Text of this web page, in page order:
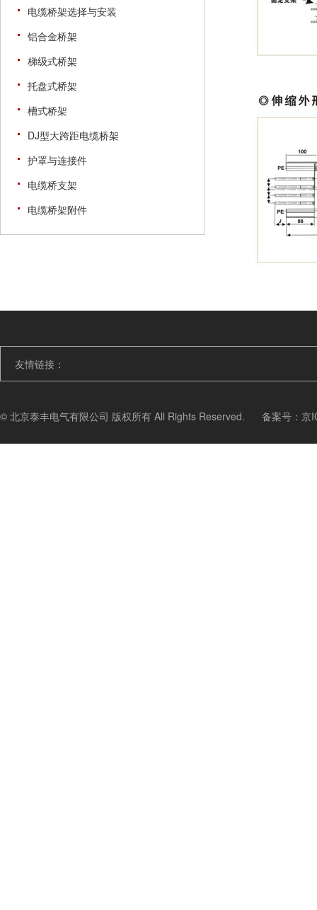
电缆桥架选择与安装
铝合金桥架
梯级式桥架
托盘式桥架
槽式桥架
DJ型大跨距电缆桥架
护罩与连接件
电缆桥支架
电缆桥架附件
友情链接：
© 北京泰丰电气有限公司 版权所有 All Rights Reserved. 备案号： 京